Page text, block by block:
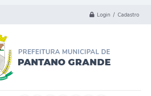
Login / Cadastro